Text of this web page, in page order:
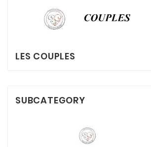
LES COUPLES
SUBCATEGORY